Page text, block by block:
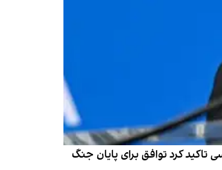
کرد توافق برای پایان جنگ